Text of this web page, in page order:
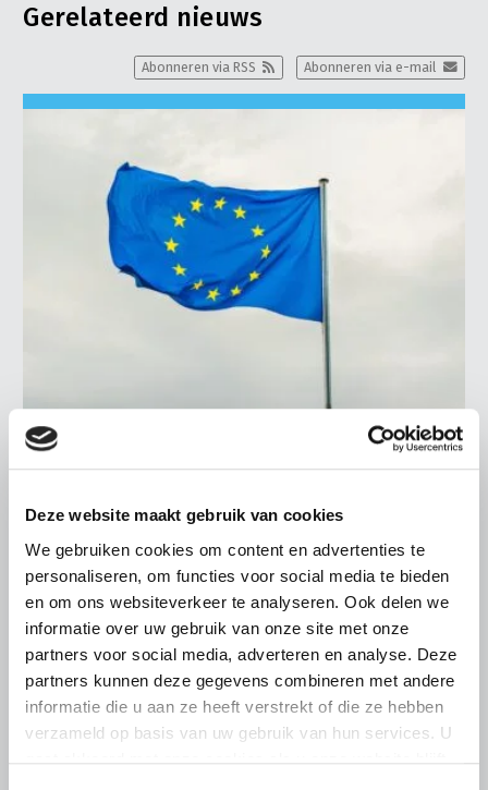
Deze website maakt gebruik van cookies
We gebruiken cookies om content en advertenties te
personaliseren, om functies voor social media te bieden
en om ons websiteverkeer te analyseren. Ook delen we
informatie over uw gebruik van onze site met onze
partners voor social media, adverteren en analyse. Deze
partners kunnen deze gegevens combineren met andere
informatie die u aan ze heeft verstrekt of die ze hebben
verzameld op basis van uw gebruik van hun services. U
Gerelateerd nieuws
Abonneren via e-mail
Abonneren via RSS
NIEUWS
Europees rapport onderstreept
belang van sterke positie boeren
en tuinders in de keten
Boeren en tuinders moeten zich sterker kunnen
organiseren om hun positie in de voedselketen te
verbeteren blijkt uit een evaluatierapport van de
Europese Commissie
Lees meer